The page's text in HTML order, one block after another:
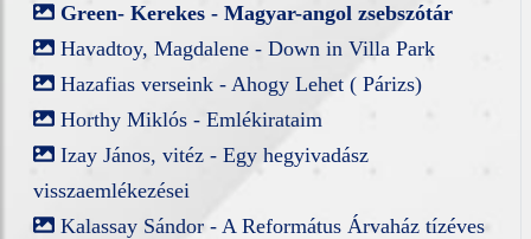
Green- Kerekes - Magyar-angol zsebszótár
Havadtoy, Magdalene - Down in Villa Park
Hazafias verseink - Ahogy Lehet ( Párizs)
Horthy Miklós - Emlékirataim
Izay János, vitéz - Egy hegyivadász
visszaemlékezései
Kalassay Sándor - A Református Árvaház tízéves